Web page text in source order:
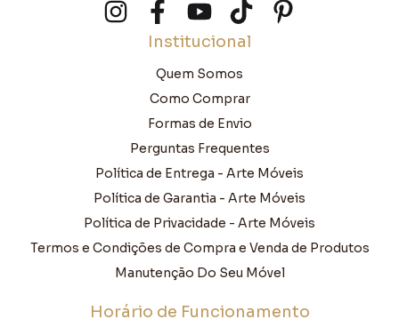
Institucional
Quem Somos
Como Comprar
Formas de Envio
Perguntas Frequentes
Política de Entrega - Arte Móveis
Política de Garantia - Arte Móveis
Política de Privacidade - Arte Móveis
Termos e Condições de Compra e Venda de Produtos
Manutenção Do Seu Móvel
Horário de Funcionamento